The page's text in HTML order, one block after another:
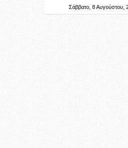
Σάββατο, 8 Αυγούστου,